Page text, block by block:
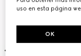
uso en esta página
OK